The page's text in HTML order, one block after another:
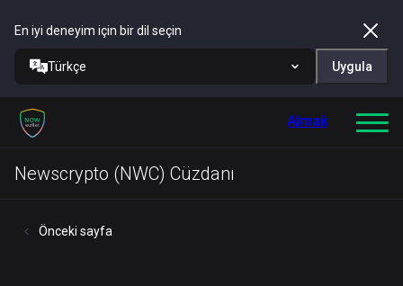
En iyi deneyim için bir dil seçin
Türkçe Uygula
Almak
Newscrypto (NWC) Cüzdanı
Önceki sayfa